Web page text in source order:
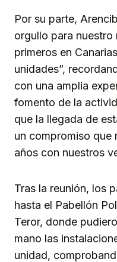
Por su parte,
orgullo para
primeros en
unidades”,
con una amplia
fomento de la
que la llegada de
un compromiso que
años con nuestros
Tras la reunión, los
hasta el Pabellón
Teror, donde
mano las
unidad,